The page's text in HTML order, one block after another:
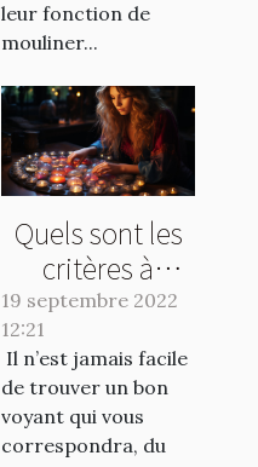
leur fonction de
mouliner...
Quels sont les
critères à
prendre en
compte pour
trouver un bon
voyant ?
19 septembre 2022
12:21
Il n’est jamais facile
de trouver un bon
voyant qui vous
correspondra, du